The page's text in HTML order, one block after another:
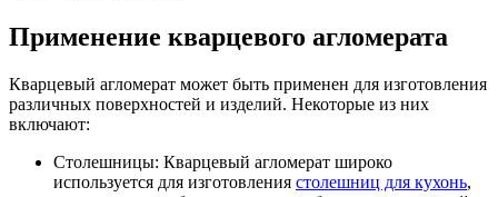
Применение кварцевого агломерата
Кварцевый агломерат может быть применен для изготовления
различных поверхностей и изделий. Некоторые из них
включают:
Столешницы: Кварцевый агломерат широко
используется для изготовления столешниц для кухонь,